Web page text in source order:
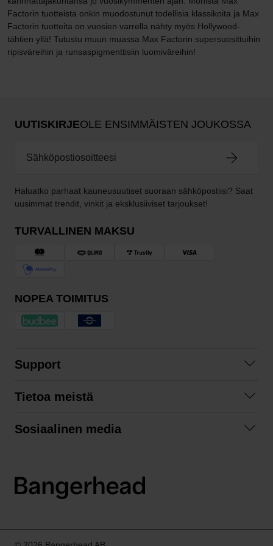
Factorin tuotteista onkin muodostunut todellisia klassikoita ja Max
Factorin tuotteita on vuosien varrella nähty myös Hollywood-
tähtien yllä! Tutustu muun muassa Max Factorin supersuosittuihin
ripisväreihin ja runsaspigmenttisiin luomiväreihin!
UUTISKIRJEOLE ENSIMMÄISTEN JOUKOSSA
Haluatko parhaat kauneusuutiset suoraan sähköpostiisi? Saat
uusimmat trendit, vinkit ja eksklusiiviset tarjoukset!
TURVALLINEN MAKSU
NOPEA TOIMITUS
Support
Tilausehdot
Tietoa meistä
Sosiaalinen media
LinkedIn